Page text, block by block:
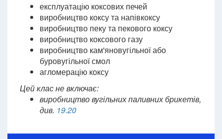
експлуатацію коксових печей
виробництво коксу та напівкоксу
виробництво пеку та пекового коксу
виробництво коксового газу
виробництво кам'яновугільної або
буровугільної смол
агломерацію коксу
Цей клас не включає:
виробництво вугільних паливних брикетів,
див. 19.20